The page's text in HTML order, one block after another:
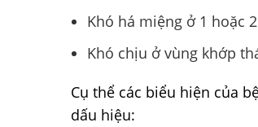
Khó há miệng ở 1 hoặc
Khó chịu ở vùng khớp
Cụ thể các biểu hiện của
dấu hiệu: